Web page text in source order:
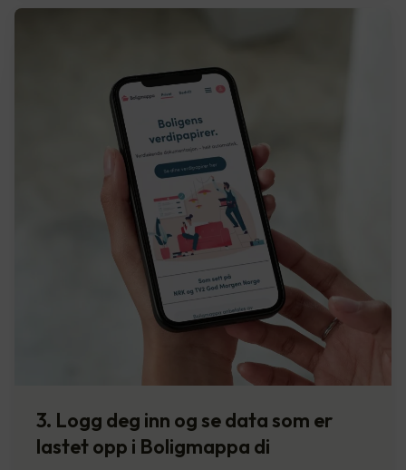
3. Logg deg inn og se data som er
lastet opp i Boligmappa di